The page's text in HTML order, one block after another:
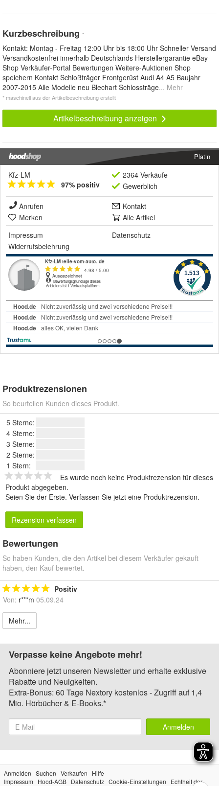
Kurzbeschreibung *
Kontakt: Montag - Freitag 12:00 Uhr bis 18:00 Uhr Schneller Versand
Versandkostenfrei innerhalb Deutschlands Herstellergarantie eBay-
Shop Verkäufer-Portal Bewertungen Weitere-Auktionen Shop
speichern Kontakt Schloßträger Frontgerüst Audi A4 A5 Baujahr
2007-2015 Alle Modelle neu Blechart Schlossträge... Mehr
* maschinell aus der Artikelbeschreibung erstellt
Artikelbeschreibung anzeigen
Platin
Kfz-LM
97% positiv
2364 Verkäufe
Gewerblich
Anrufen
Kontakt
Merken
Alle Artikel
Impressum
Datenschutz
Widerrufsbelehrung
Produktrezensionen
So beurteilen Kunden dieses Produkt.
5 Sterne:
4 Sterne:
3 Sterne:
2 Sterne:
1 Stern:
Es wurde noch keine Produktrezension für dieses
Produkt abgegeben.
Seien Sie der Erste. Verfassen Sie jetzt eine Produktrezension.
Rezension verfassen
Bewertungen
So haben Kunden, die den Artikel bei diesem Verkäufer gekauft
haben, den Kauf bewertet.
Positiv
Von: r***m 05.09.24
Mehr...
Verpasse keine Angebote mehr!
Abonniere jetzt unseren Newsletter und erhalte exklusive
Rabatte und Neuigkeiten.
Extra-Bonus: 60 Tage Nextory kostenlos - Zugriff auf 1,4
Mio. Hörbücher & E-Books.*
Anmelden
Anmelden Suchen Verkaufen
Hilfe
Impressum
Hood-AGB Datenschutz Cookie-Einstellungen
Echtheit der